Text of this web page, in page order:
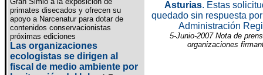
primates disecados y ofrecen su
apoyo a Narcenatur para dotar de
contenidos conservacionistas
próximas ediciones
Las organizaciones
ecologistas se dirigen al
fiscal de medio ambiente por
Asturias. Estas
quedado sin respuesta
Administración
5-Junio-2007 Nota de
organizaciones